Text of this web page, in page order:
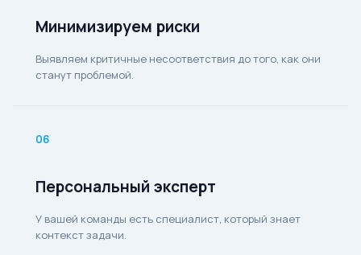
Минимизируем риски
Выявляем критичные несоответствия до того, как они
станут проблемой.
06
Персональный эксперт
У вашей команды есть специалист, который знает
контекст задачи.